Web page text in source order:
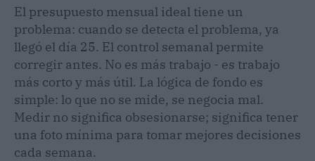
El presupuesto mensual ideal tiene un
problema: cuando se detecta el problema, ya
llegó el día 25. El control semanal permite
corregir antes. No es más trabajo - es trabajo
más corto y más útil. La lógica de fondo es
simple: lo que no se mide, se negocia mal.
Medir no significa obsesionarse; significa tener
una foto mínima para tomar mejores decisiones
cada semana.